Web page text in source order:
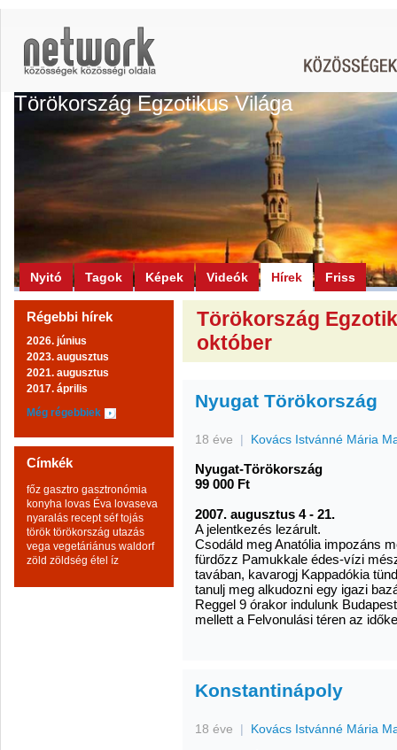
Törökország Egzotikus Világa
Nyitó Tagok Képek Videók Hírek Friss
Régebbi hírek
2026. június
2023. augusztus
2021. augusztus
2017. április
Még régebbiek
Címkék
főz gasztro gasztronómia
konyha lovas Éva lovaseva
nyaralás recept séf tojás
török törökország utazás
vega vegetáriánus waldorf
zöld zöldség étel íz
Törökország
október
Nyugat Törökország
18 éve | Kovács Istvánné Mária
Nyugat-Törökország
99 000 Ft
2007. augusztus 4 - 21.
A jelentkezés lezárult.
Csodáld meg Anatólia impozáns
fürdőzz Pamukkale édes-vízi
tavában, kavarogj Kappadókia
tanulj meg alkudozni egy igazi
Reggel 9 órakor indulunk
mellett a Felvonulási téren az
Konstantinápoly
18 éve | Kovács Istvánné Mária